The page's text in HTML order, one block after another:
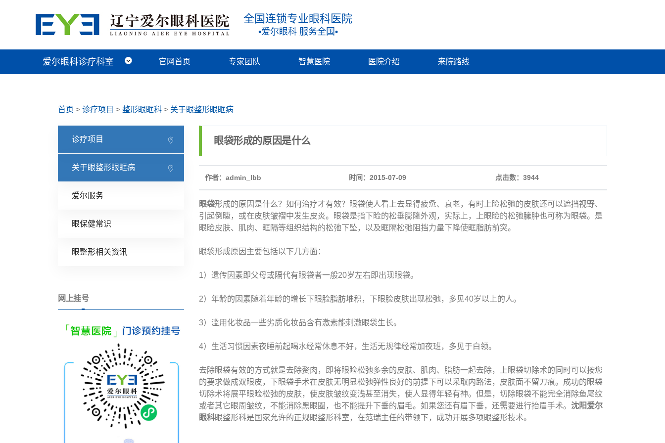
全国连锁专业眼科医院
•爱尔眼科 服务全国•
爱尔眼科诊疗科室
近视手术科
视光及小儿眼病科
白内障科
青光眼科
角膜眼表科
整形眼眶科
眼底病科
中医眼科 官网首页 专家团队 智慧医院 医院介绍 来院路线
首页 > 诊疗项目 > 整形眼眶科 > 关于眼整形眼眶病
诊疗项目
关于眼整形眼眶病
爱尔服务
眼保健常识
眼整形相关资讯
网上挂号
眼袋形成的原因是什么
作者：admin_lbb 时间：2015-07-09 点击数： 3944
眼袋形成的原因是什么？如何治疗才有效？眼袋使人看上去显得疲惫、衰老，有时上睑松弛的皮肤还可以遮挡视野、
引起倒睫，或在皮肤皱褶中发生皮炎。眼袋是指下睑的松垂膨隆外观，实际上，上眼睑的松弛臃肿也可称为眼袋。是
眼睑皮肤、肌肉、眶隔等组织结构的松弛下坠，以及眶隔松弛阻挡力量下降使眶脂肪前突。
眼袋形成原因主要包括以下几方面：
1）遗传因素即父母或隔代有眼袋者一般20岁左右即出现眼袋。
2）年龄的因素随着年龄的增长下眼脸脂肪堆积，下眼脸皮肤出现松弛，多见40岁以上的人。
3）滥用化妆品一些劣质化妆品含有激素能刺激眼袋生长。
4）生活习惯因素夜睡前起喝水经常休息不好，生活无规律经常加夜班，多见于白领。
去除眼袋有效的方式就是去除赘肉，即将眼睑松弛多余的皮肤、肌肉、脂肪一起去除，上眼袋切除术的同时可以按您
的要求做成双眼皮，下眼袋手术在皮肤无明显松弛弹性良好的前提下可以采取内路法，皮肤面不留刀痕。成功的眼袋
切除术将展平眼睑松弛的皮肤，使皮肤皱纹变浅甚至消失，使人显得年轻有神。但是，切除眼袋不能完全消除鱼尾纹
或者其它眼周皱纹，不能消除黑眼圈，也不能提升下垂的眉毛。如果您还有眉下垂，还需要进行抬眉手术。 沈阳爱尔
眼科眼整形科是国家允许的正规眼整形科室，在范瑞主任的带领下，成功开展多项眼整形技术。